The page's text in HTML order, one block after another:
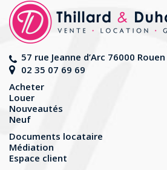
57 rue Jeanne d’Arc 76000 Rouen
02 35 07 69 69
Acheter
Louer
Nouveautés
Neuf
Documents locataire
Médiation
Espace client